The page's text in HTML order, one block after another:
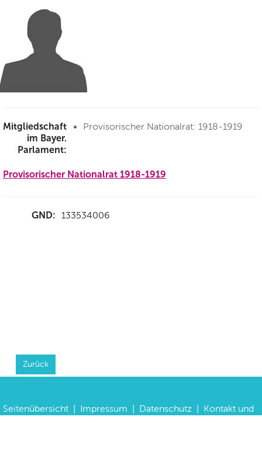
Mitgliedschaft
im Bayer.
Parlament:
Provisorischer Nationalrat: 1918-1919
Provisorischer Nationalrat 1918-1919
GND: 133534006
Zurück
Seitenübersicht Impressum Datenschutz
Kontakt und